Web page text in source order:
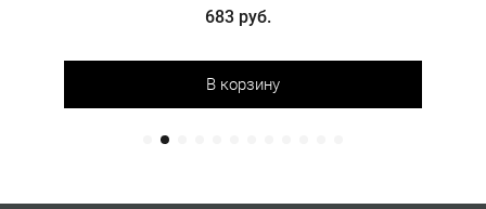
683 руб.
В корзину